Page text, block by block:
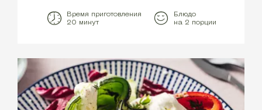
Время приготовления
20 минут
Блюдо
на 2 порции